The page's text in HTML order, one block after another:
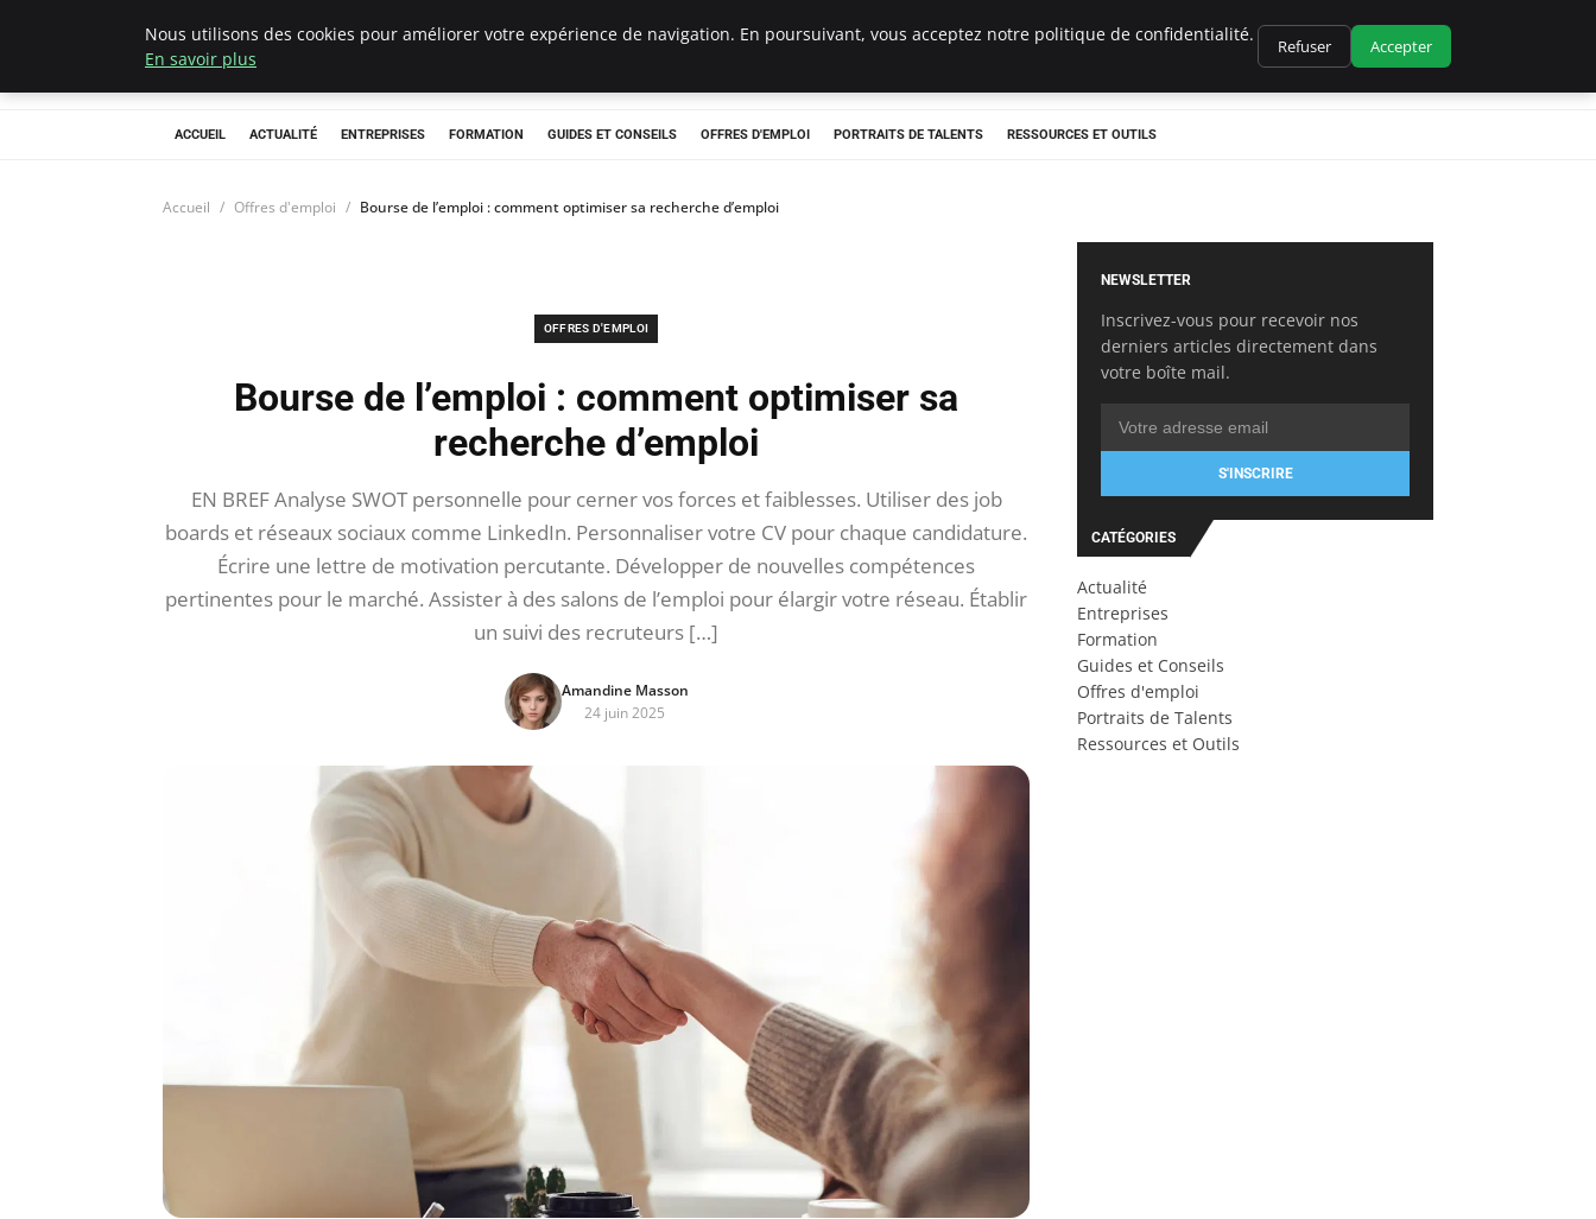
Chasseur De Tête
ACCUEIL ACTUALITÉ ENTREPRISES FORMATION GUIDES ET CONSEILS OFFRES D'EMPLOI PORTRAITS DE TALENTS RESSOURCES ET OUTILS
Accueil Offres d'emploi Bourse de l’emploi : comment optimiser sa recherche d’emploi
OFFRES D'EMPLOI
Bourse de l’emploi : comment optimiser sa
recherche d’emploi
EN BREF Analyse SWOT personnelle pour cerner vos forces et faiblesses. Utiliser des job
boards et réseaux sociaux comme LinkedIn. Personnaliser votre CV pour chaque candidature.
Écrire une lettre de motivation percutante. Développer de nouvelles compétences
pertinentes pour le marché. Assister à des salons de l’emploi pour élargir votre réseau. Établir
un suivi des recruteurs […]
Amandine Masson
24 juin 2025
NEWSLETTER
Inscrivez-vous pour recevoir nos
derniers articles directement dans
votre boîte mail.
S'INSCRIRE
CATÉGORIES
Actualité
Entreprises
Formation
Guides et Conseils
Offres d'emploi
Portraits de Talents
Ressources et Outils
Nous utilisons des cookies pour améliorer votre expérience de navigation. En poursuivant, vous acceptez notre politique de confidentialité.
En savoir plus
Refuser Accepter